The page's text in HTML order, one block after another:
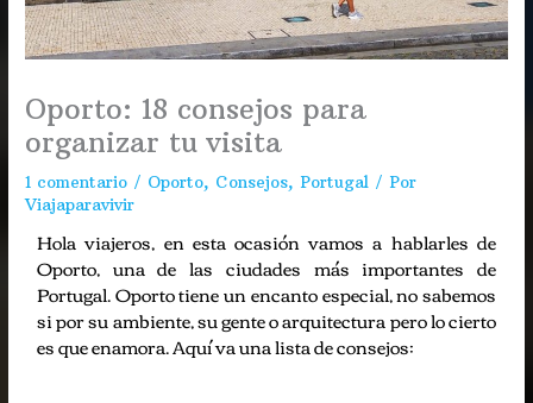
Oporto: 18 consejos para
organizar tu visita
1 comentario / Oporto, Consejos,Portugal / Por
Viajaparavivir
Hola viajeros, en esta ocasión vamos a hablarles de
Oporto, una de las ciudades más importantes de
Portugal. Oporto tiene un encanto especial, no sabemos
si por su ambiente, su gente o arquitectura pero lo cierto
es que enamora. Aquí va una lista de consejos: